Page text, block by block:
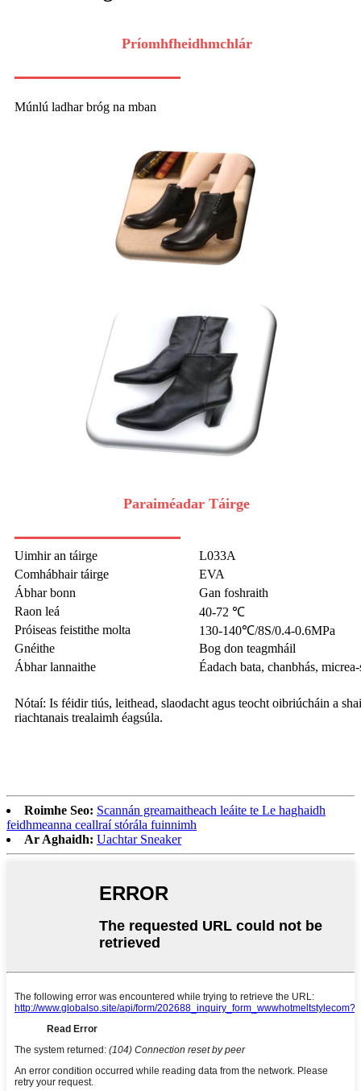
Príomhfheidhmchlár
Múnlú ladhar bróg na mban
Paraiméadar Táirge
Uimhir an táirge
L033A
Comhábhair táirge
EVA
Ábhar bonn
Gan foshraith
Raon leá
40-72 ℃
Próiseas feistithe molta
130-140℃/8S/0.4-0.6MPa
Gnéithe
Bog don teagmháil
Ábhar lannaithe
Éadach bata, chanbhás,
Nótaí: Is féidir tiús, leithead, slaodacht agus teocht oibriúcháin a
riachtanais trealaimh éagsúla.
Roimhe Seo: Scannán greamaitheach leáite te Le haghaidh
feidhmeanna ceallraí stórála fuinnimh
Ar Aghaidh: Uachtar Sneaker